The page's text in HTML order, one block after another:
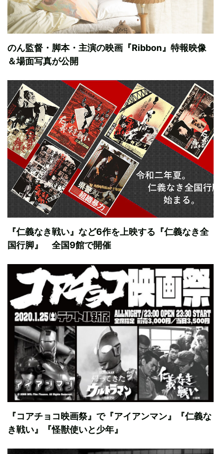
のん監督・脚本・主演の映画『Ribbon』特報映像
＆場面写真が公開
『仁義なき戦い』など6作を上映する『仁義なき全
国行脚』 全国9館で開催
『コアチョコ映画祭』で『アイアンマン』『仁義な
き戦い』『怪獣使いと少年』